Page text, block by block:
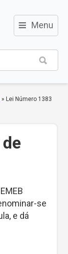
≡ Menu
» Lei Número 1383
se
e dá